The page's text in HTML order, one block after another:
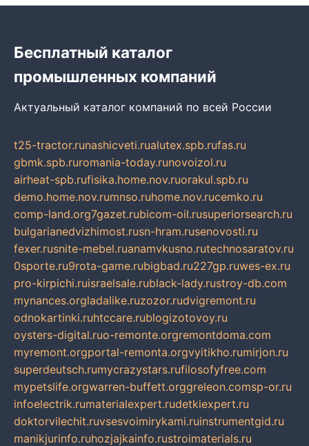
Бесплатный каталог
промышленных компаний
Актуальный каталог компаний по всей России
t25-tractor.runashicveti.rualutex.spb.rufas.ru
gbmk.spb.ruromania-today.runovoizol.ru
airheat-spb.rufisika.home.nov.ruorakul.spb.ru
demo.home.nov.rumnso.ruhome.nov.rucemko.ru
comp-land.org7gazet.rubicom-oil.rusuperiorsearch.ru
bulgarianedvizhimost.rusn-hram.rusenovosti.ru
fexer.rusnite-mebel.ruanamvkusno.rutechnosaratov.ru
0sporte.ru9rota-game.rubigbad.ru227gp.ruwes-ex.ru
pro-kirpichi.ruisraelsale.rublack-lady.rustroy-db.com
mynances.orgladalike.ruzozor.rudvigremont.ru
odnokartinki.ruhtccare.rublogizotovoy.ru
oysters-digital.ruo-remonte.orgremontdoma.com
myremont.orgportal-remonta.orgvyitikho.rumirjon.ru
superdeutsch.rumycrazystars.rufilosofyfree.com
mypetslife.orgwarren-buffett.orggreleon.comsp-or.ru
infoelectrik.rumaterialexpert.rudetkiexpert.ru
doktorvilechit.ruvsesvoimirykami.ruinstrumentgid.ru
manikjurinfo.ruhozjajkainfo.rustroimaterials.ru